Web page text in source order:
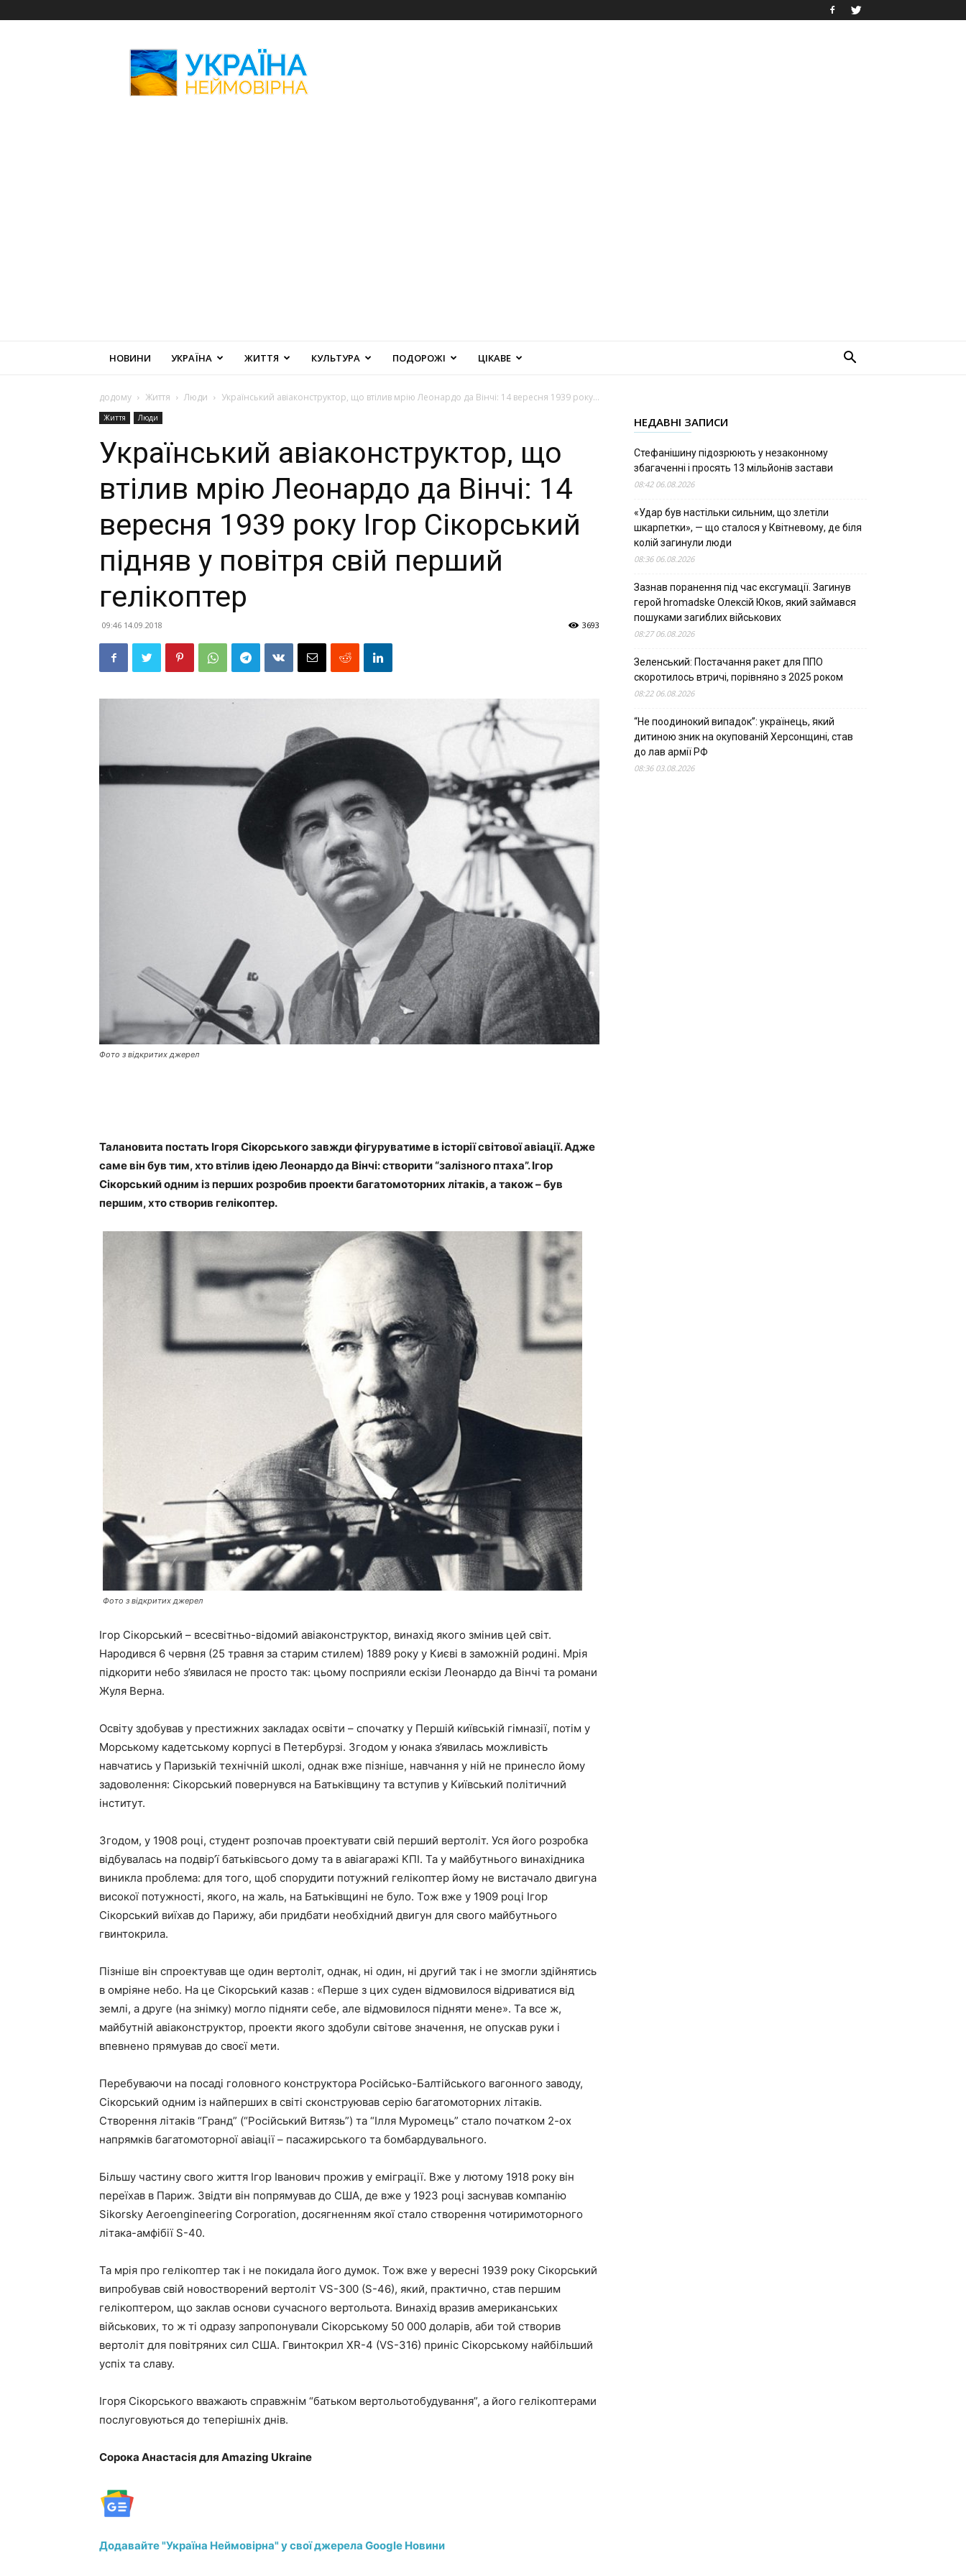
Неймовірна
НОВИНИ УКРАЇНА ЖИТТЯ КУЛЬТУРА ПОДОРОЖІ ЦІКАВЕ
додому Життя Люди Український авіаконструктор, що втілив мрію Леонардо да Вінчі: 14 вересня 1939 року...
Життя Люди
Український авіаконструктор, що
втілив мрію Леонардо да Вінчі: 14
вересня 1939 року Ігор Сікорський
підняв у повітря свій перший
гелікоптер
09:46 14.09.2018 3693
Фото з відкритих джерел
Талановита постать Ігоря Сікорського завжди фігуруватиме в історії світової авіації. Адже
саме він був тим, хто втілив ідею Леонардо да Вінчі: створити “залізного птаха”. Ігор
Сікорський одним із перших розробив проекти багатомоторних літаків, а також – був
першим, хто створив гелікоптер.
Фото з відкритих джерел
Ігор Сікорський – всесвітньо-відомий авіаконструктор, винахід якого змінив цей світ.
Народився 6 червня (25 травня за старим стилем) 1889 року у Києві в заможній родині. Мрія
підкорити небо з’явилася не просто так: цьому посприяли ескізи Леонардо да Вінчі та романи
Жуля Верна.
Освіту здобував у престижних закладах освіти – спочатку у Першій київській гімназії, потім у
Морському кадетському корпусі в Петербурзі. Згодом у юнака з’явилась можливість
навчатись у Паризькій технічній школі, однак вже пізніше, навчання у ній не принесло йому
задоволення: Сікорський повернувся на Батьківщину та вступив у Київський політичний
інститут.
Згодом, у 1908 році, студент розпочав проектувати свій перший вертоліт. Уся його розробка
відбувалась на подвір’ї батьківсього дому та в авіагаражі КПІ. Та у майбутнього винахідника
виникла проблема: для того, щоб спорудити потужний гелікоптер йому не вистачало двигуна
високої потужності, якого, на жаль, на Батьківщині не було. Тож вже у 1909 році Ігор
Сікорський виїхав до Парижу, аби придбати необхідний двигун для свого майбутнього
гвинтокрила.
Пізніше він спроектував ще один вертоліт, однак, ні один, ні другий так і не змогли здійнятись
в омріяне небо. На це Сікорський казав : «Перше з цих суден відмовилося відриватися від
землі, а друге (на знімку) могло підняти себе, але відмовилося підняти мене». Та все ж,
майбутній авіаконструктор, проекти якого здобули світове значення, не опускав руки і
впевнено прямував до своєї мети.
Перебуваючи на посаді головного конструктора Російсько-Балтійського вагонного заводу,
Сікорський одним із найперших в світі сконструював серію багатомоторних літаків.
Створення літаків “Гранд” (“Російський Витязь”) та “Ілля Муромець” стало початком 2-ох
напрямків багатомоторної авіації – пасажирського та бомбардувального.
Більшу частину свого життя Ігор Іванович прожив у еміграції. Вже у лютому 1918 року він
переїхав в Париж. Звідти він попрямував до США, де вже у 1923 році заснував компанію
Sikorsky Aeroengineering Corporation, досягненням якої стало створення чотиримоторного
літака-амфібії S-40.
Та мрія про гелікоптер так і не покидала його думок. Тож вже у вересні 1939 року Сікорський
випробував свій новостворений вертоліт VS-300 (S-46), який, практично, став першим
гелікоптером, що заклав основи сучасного вертольота. Винахід вразив американських
військових, то ж ті одразу запропонували Сікорському 50 000 доларів, аби той створив
вертоліт для повітряних сил США. Гвинтокрил XR-4 (VS-316) приніс Сікорському найбільший
успіх та славу.
Ігоря Сікорського вважають справжнім “батьком вертольотобудування”, а його гелікоптерами
послуговуються до теперішніх днів.
Сорока Анастасія для Amazing Ukraine
Додавайте "Україна Неймовірна" у свої джерела Google Новини
НЕДАВНІ ЗАПИСИ
Стефанішину підозрюють у незаконному
збагаченні і просять 13 мільйонів застави
08:42 06.08.2026
«Удар був настільки сильним, що злетіли
шкарпетки», — що сталося у Квітневому, де біля
колій загинули люди
08:36 06.08.2026
Зазнав поранення під час ексгумації. Загинув
герой hromadske Олексій Юков, який займався
пошуками загиблих військових
08:27 06.08.2026
Зеленський: Постачання ракет для ППО
скоротилось втричі, порівняно з 2025 роком
08:22 06.08.2026
“Не поодинокий випадок”: українець, який
дитиною зник на окупованій Херсонщині, став
до лав армії РФ
08:36 03.08.2026